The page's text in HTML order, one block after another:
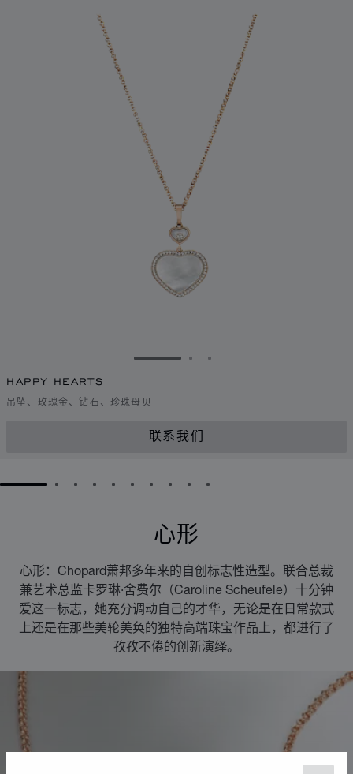
转到幻灯片 1转到幻灯片 2
转到幻灯片 3
HAPPY HEARTS
吊坠、玫瑰金、钻石、珍珠母贝
联系我们
GO TO SLIDE 1GO TO SLIDE 2
GO TO SLIDE 3
GO TO SLIDE 4
GO TO SLIDE 5
GO TO SLIDE 6
GO TO SLIDE 7
GO TO SLIDE 8
GO TO SLIDE 9
GO TO SLIDE 10
心形
心形：Chopard萧邦多年来的自创标志性造型。联合总裁
兼艺术总监卡罗琳·舍费尔（Caroline Scheufele）十分钟
爱这一标志，她充分调动自己的才华，无论是在日常款式
上还是在那些美轮美奂的独特高端珠宝作品上，都进行了
孜孜不倦的创新演绎。